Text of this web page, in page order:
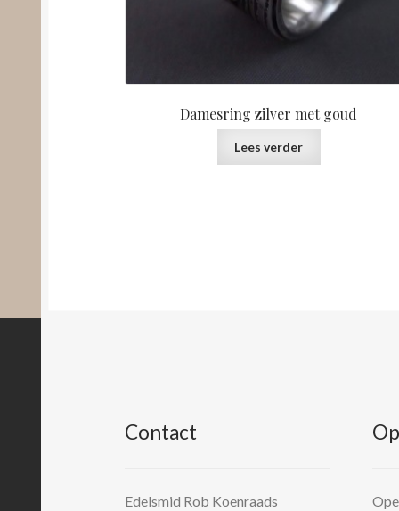
Damesring zilver met goud
Lees verder
Contact
Edelsmid Rob Koenraads